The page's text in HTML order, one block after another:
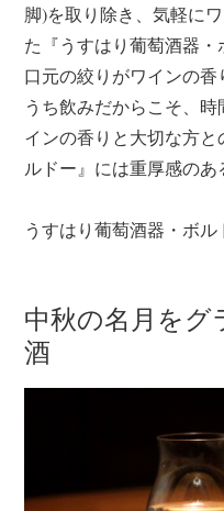
脚)を取り除き、気軽に
た『うすはり葡萄酒器・
口元の絞りがワインの香
うち飲みだからこそ、
インの香りと大切な方
ルドー』には重厚感のあ
うすはり葡萄酒器・ボル
中秋の名月をグ
酒